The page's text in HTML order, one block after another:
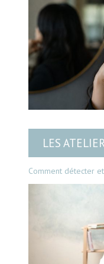
LES
Comment détecter